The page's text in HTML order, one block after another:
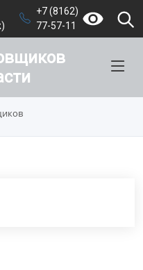
+7 (8162)
77-57-11